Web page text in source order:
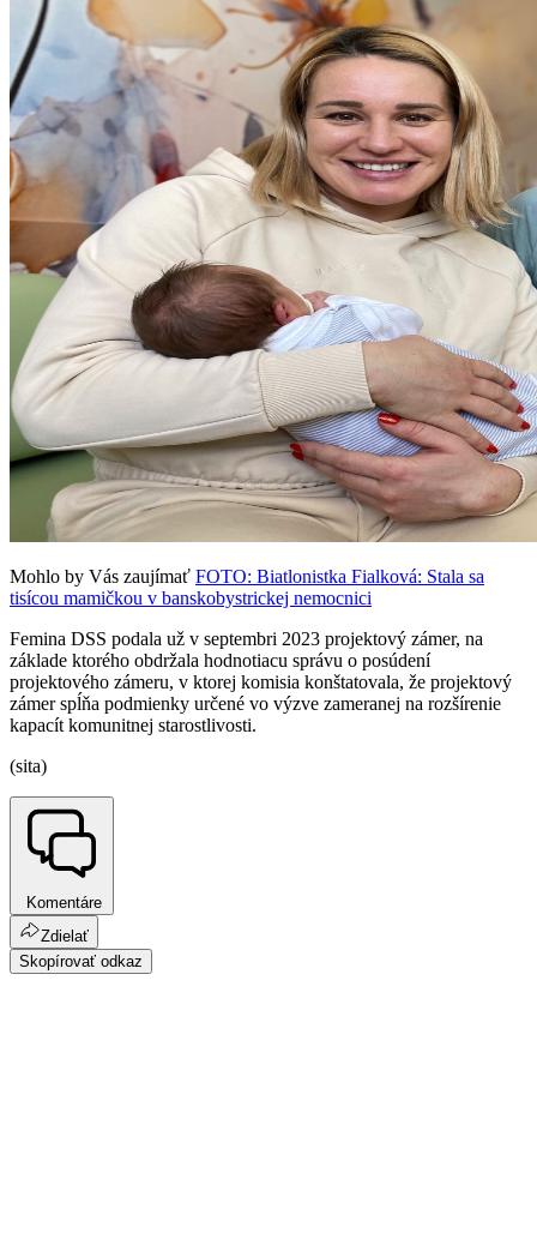
Mohlo by Vás zaujímať FOTO: Biatlonistka Fialková: Stala sa
tisícou mamičkou v banskobystrickej nemocnici
Femina DSS podala už v septembri 2023 projektový zámer, na
základe ktorého obdržala hodnotiacu správu o posúdení
projektového zámeru, v ktorej komisia konštatovala, že projektový
zámer spĺňa podmienky určené vo výzve zameranej na rozšírenie
kapacít komunitnej starostlivosti.
(sita)
Komentáre
Zdielať
Skopírovať odkaz